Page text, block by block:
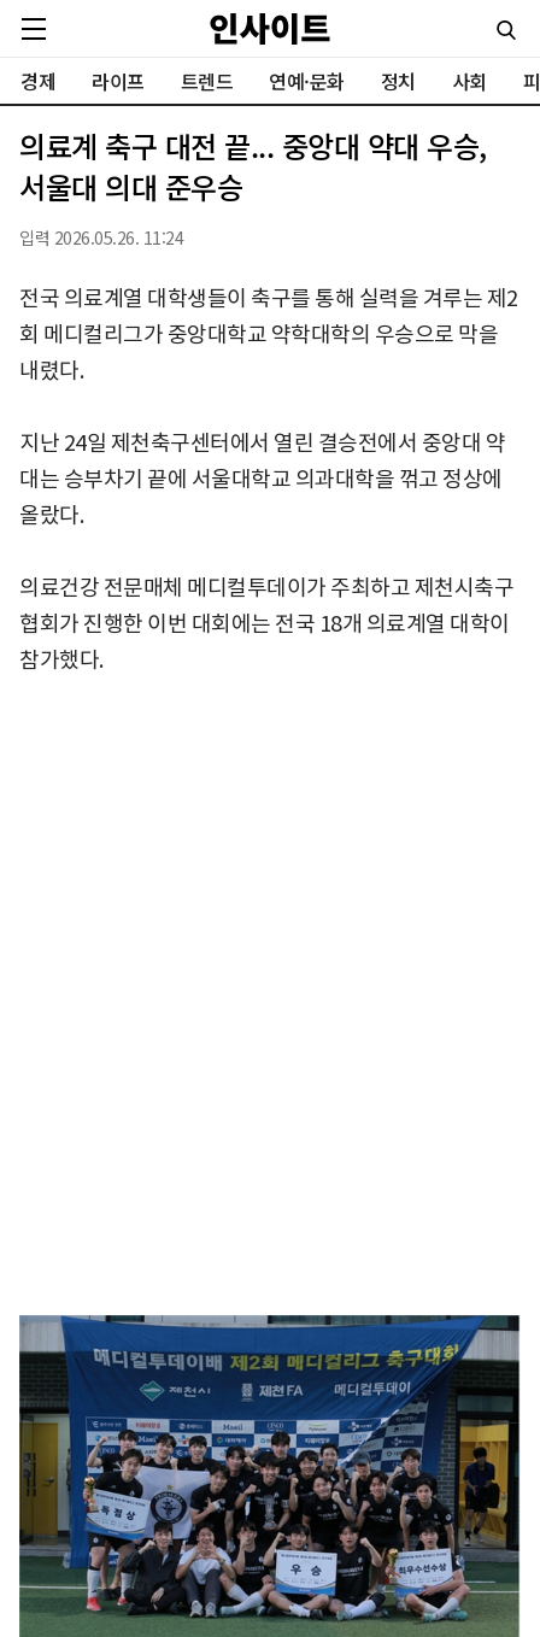
경제 라이프 트렌드 연예·문화 정치 사회
의료계 축구 대전 끝... 중앙대 약대 우승,
서울대 의대 준우승
입력 2026.05.26. 11:24
전국 의료계열 대학생들이 축구를 통해 실력을 겨루는 제2
회 메디컬리그가 중앙대학교 약학대학의 우승으로 막을
내렸다.
지난 24일 제천축구센터에서 열린 결승전에서 중앙대 약
대는 승부차기 끝에 서울대학교 의과대학을 꺾고 정상에
올랐다.
의료건강 전문매체 메디컬투데이가 주최하고 제천시축구
협회가 진행한 이번 대회에는 전국 18개 의료계열 대학이
참가했다.